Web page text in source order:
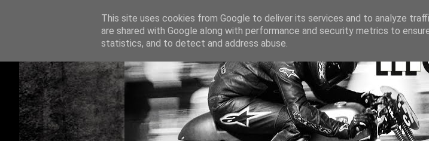
This site uses cookies from Google to deliver its services and to analyze
are shared with Google along with performance and security metrics to
statistics, and to detect and address abuse.